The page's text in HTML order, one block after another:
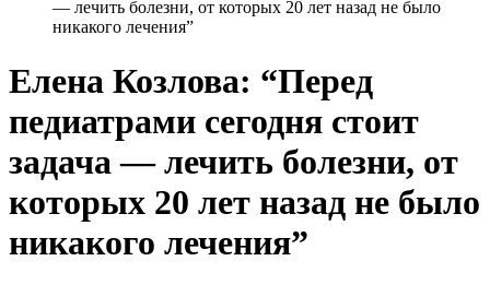
— лечить болезни, от которых 20 лет назад не было
никакого лечения”
Елена Козлова: “Перед
педиатрами сегодня стоит
задача — лечить болезни, от
которых 20 лет назад не было
никакого лечения”